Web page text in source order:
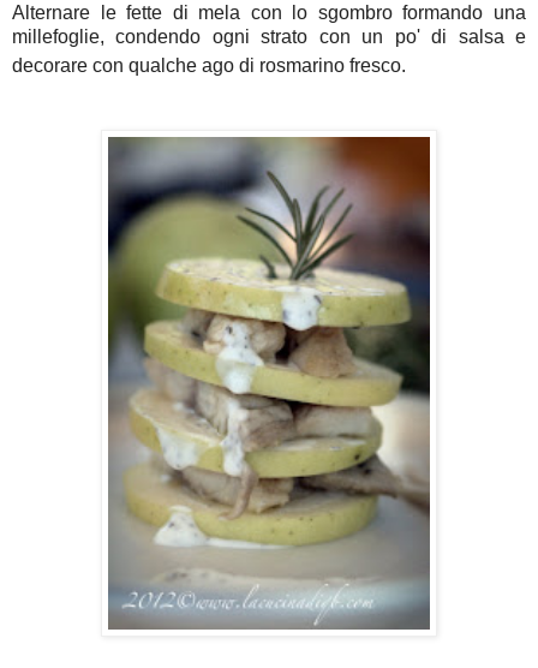
Alternare le fette di mela con lo sgombro formando una
millefoglie, condendo ogni strato con un po' di salsa e
decorare con qualche ago di rosmarino fresco.